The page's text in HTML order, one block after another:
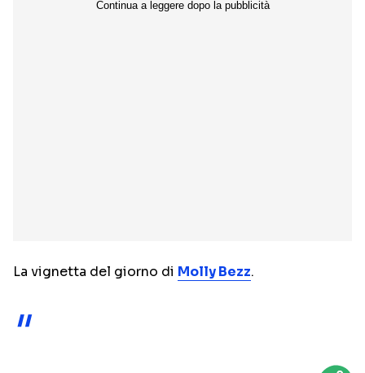
La vignetta del giorno di Molly Bezz.